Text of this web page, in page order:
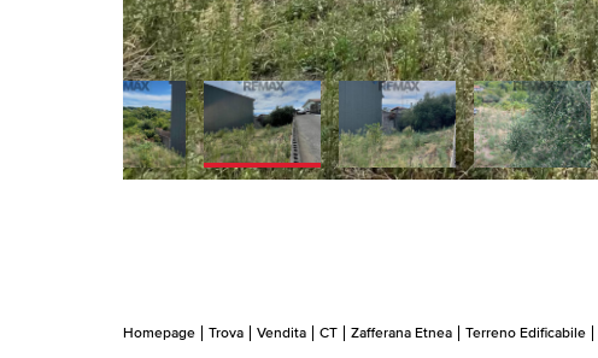
Homepage Trova Vendita CT Zafferana Etnea Terreno Edificabile